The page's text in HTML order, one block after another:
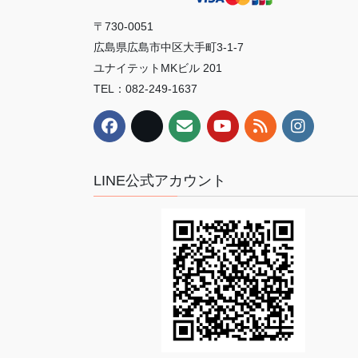
〒730-0051
広島県広島市中区大手町3-1-7
ユナイテットMKビル 201
TEL：082-249-1637
LINE公式アカウント